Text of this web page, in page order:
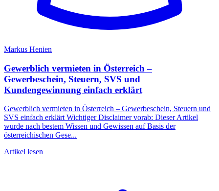
Markus Henien
Gewerblich vermieten in Österreich –
Gewerbeschein, Steuern, SVS und
Kundengewinnung einfach erklärt
Gewerblich vermieten in Österreich – Gewerbeschein, Steuern und
SVS einfach erklärt Wichtiger Disclaimer vorab: Dieser Artikel
wurde nach bestem Wissen und Gewissen auf Basis der
österreichischen Gese...
Artikel lesen